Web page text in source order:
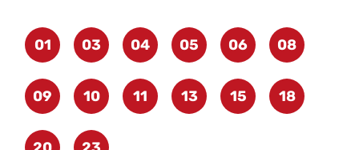
01 03 04 05 06 08
09 10 11 13 15 18